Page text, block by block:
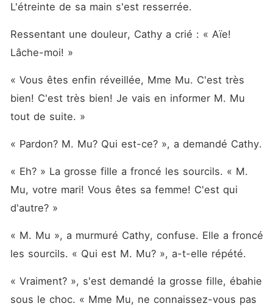
L'étreinte de sa main s'est resserrée.
Ressentant une douleur, Cathy a crié : « Aïe!
Lâche-moi! »
« Vous êtes enfin réveillée, Mme Mu. C'est très
bien! C'est très bien! Je vais en informer M. Mu
tout de suite. »
« Eh? » La grosse fille a froncé les sourcils. « M.
Mu, votre mari! Vous êtes sa femme! C'est qui
d'autre? »
« M. Mu », a murmuré Cathy, confuse. Elle a froncé
les sourcils. « Qui est M. Mu? », a-t-elle répété.
« Vraiment? », s'est demandé la grosse fille, ébahie
sous le choc. « Mme Mu, ne connaissez-vous pas